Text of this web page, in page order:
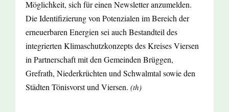
Möglichkeit, sich für einen Newsletter anzumelden.
Die Identifizierung von Potenzialen im Bereich der
erneuerbaren Energien sei auch Bestandteil des
integrierten Klimaschutzkonzepts des Kreises Viersen
in Partnerschaft mit den Gemeinden Brüggen,
Grefrath, Niederkrüchten und Schwalmtal sowie den
Städten Tönisvorst und Viersen. (th)